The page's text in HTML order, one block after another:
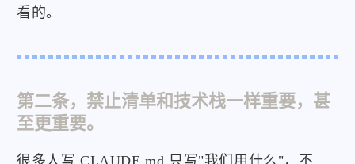
看的。
第二条，禁止清单和技术栈一样重要，甚
至更重要。
很多人写 CLAUDE.md 只写"我们用什么"，不